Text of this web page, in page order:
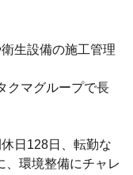
生設備の施工管理
クマグループで長
日128日、転勤な
環境整備にチャレ